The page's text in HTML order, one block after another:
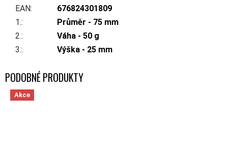
EAN:
676824301809
1.:
Průměr - 75 mm
2.:
Váha - 50 g
3.: Výška - 25 mm
Akce